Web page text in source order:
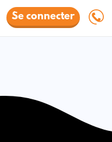
Se connecter